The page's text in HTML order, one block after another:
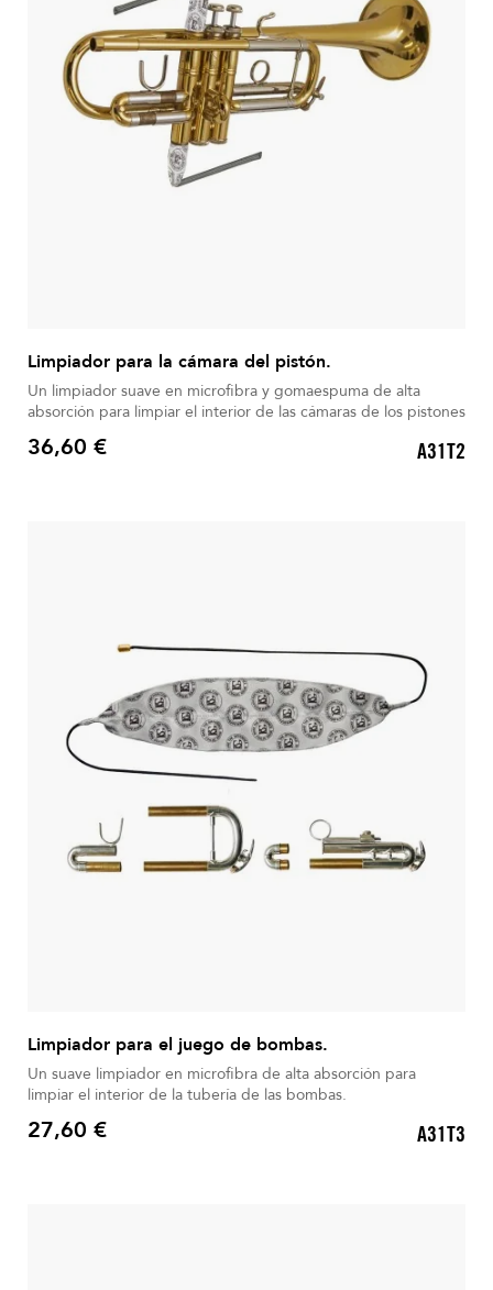
Limpiador para la cámara del pistón.
Un limpiador suave en microfibra y gomaespuma de alta
absorción para limpiar el interior de las cámaras de los pistones
Precio
36,60 € A31T2
Limpiador para el juego de bombas.
Un suave limpiador en microfibra de alta absorción para
limpiar el interior de la tubería de las bombas.
Precio
27,60 € A31T3